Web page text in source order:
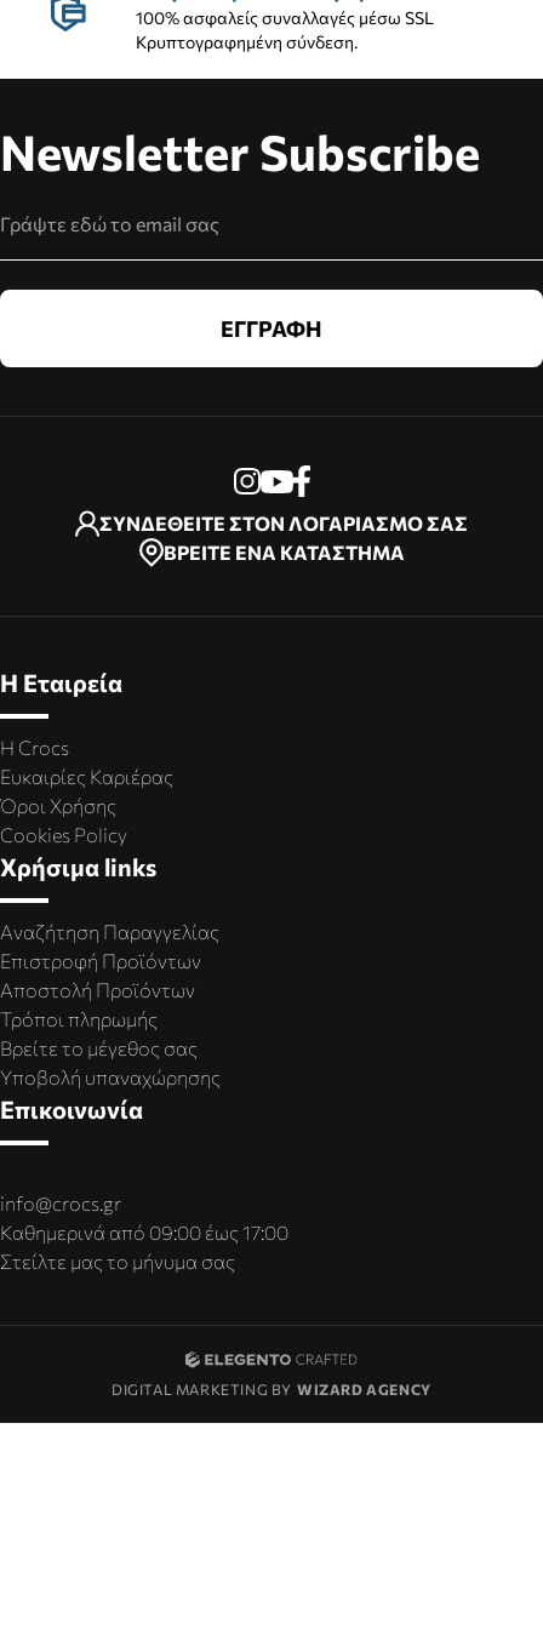
100% ασφαλείς συναλλαγές μέσω SSL
Κρυπτογραφημένη σύνδεση.
Newsletter Subscribe
ΕΓΓΡΑΦΗ
ΣΥΝΔΕΘΕΙΤΕ ΣΤΟΝ ΛΟΓΑΡΙΑΣΜΟ ΣΑΣ
ΒΡΕΙΤΕ ΕΝΑ ΚΑΤΑΣΤΗΜΑ
Η Εταιρεία
Η Crocs
Ευκαιρίες Καριέρας
Όροι Χρήσης
Cookies Policy
Χρήσιμα links
Αναζήτηση Παραγγελίας
Επιστροφή Προϊόντων
Αποστολή Προϊόντων
Τρόποι πληρωμής
Βρείτε το μέγεθος σας
Υποβολή υπαναχώρησης
Επικοινωνία
info@crocs.gr
Καθημερινά από 09:00 έως 17:00
Στείλτε μας το μήνυμα σας
DIGITAL MARKETING BY WIZARD AGENCY